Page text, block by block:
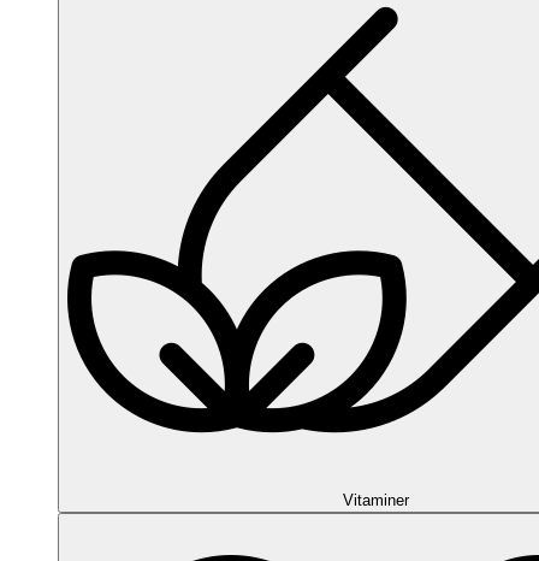
Vitaminer